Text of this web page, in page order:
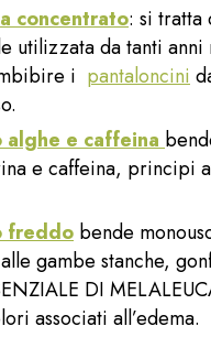
concentrato: si tratta
utilizzata da tanti
i pantaloncini
e caffeina
e caffeina, principi
freddo bende
gambe stanche,
DI
associati all’edema.